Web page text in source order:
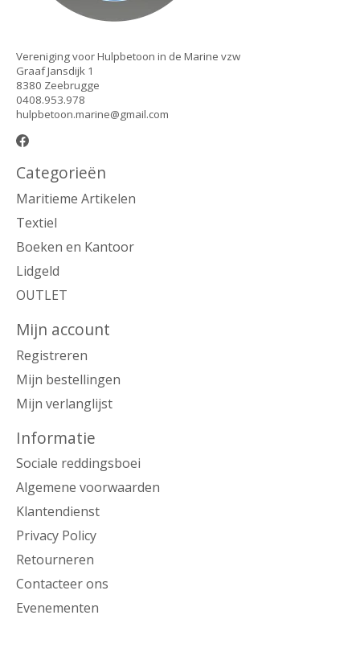
Vereniging voor Hulpbetoon in de Marine vzw
Graaf Jansdijk 1
8380 Zeebrugge
0408.953.978
hulpbetoon.marine@gmail.com
Categorieën
Maritieme Artikelen
Textiel
Boeken en Kantoor
Lidgeld
OUTLET
Mijn account
Registreren
Mijn bestellingen
Mijn verlanglijst
Informatie
Sociale reddingsboei
Algemene voorwaarden
Klantendienst
Privacy Policy
Retourneren
Contacteer ons
Evenementen